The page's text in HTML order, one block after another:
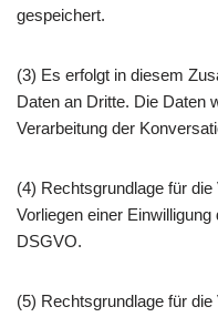
gespeichert.
(3) Es erfolgt in diesem
Daten an Dritte. Die Daten
Verarbeitung der
(4) Rechtsgrundlage für
Vorliegen einer
DSGVO.
(5) Rechtsgrundlage für